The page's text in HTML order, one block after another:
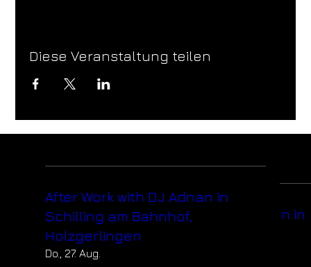
Diese Veranstaltung teilen
After Work with DJ Adnan in
Schilling am Bahnhof,
After Work with DJ Adnan in
Schilling am Bahnhof,
Holzgerlingen
Do., 27. Aug.